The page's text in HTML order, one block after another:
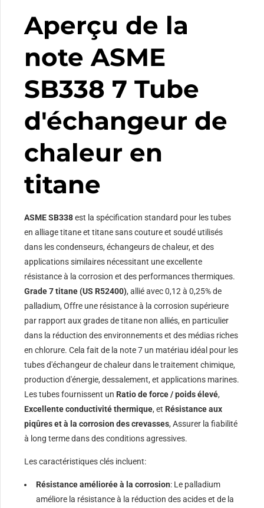
Aperçu de la
note ASME
SB338 7 Tube
d'échangeur de
chaleur en
titane
ASME SB338est la spécification standard pour les tubes
en alliage titane et titane sans couture et soudé utilisés
dans les condenseurs, échangeurs de chaleur, et des
applications similaires nécessitant une excellente
résistance à la corrosion et des performances thermiques.
Grade 7 titane (US R52400), allié avec 0,12 à 0,25% de
palladium, Offre une résistance à la corrosion supérieure
par rapport aux grades de titane non alliés, en particulier
dans la réduction des environnements et des médias riches
en chlorure. Cela fait de la note 7 un matériau idéal pour les
tubes d'échangeur de chaleur dans le traitement chimique,
production d'énergie, dessalement, et applications marines.
Les tubes fournissent un Ratio de force / poids élevé,
Excellente conductivité thermique, et Résistance aux
piqûres et à la corrosion des crevasses, Assurer la fiabilité
à long terme dans des conditions agressives.
Les caractéristiques clés incluent:
Résistance améliorée à la corrosion: Le palladium
améliore la résistance à la réduction des acides et de la